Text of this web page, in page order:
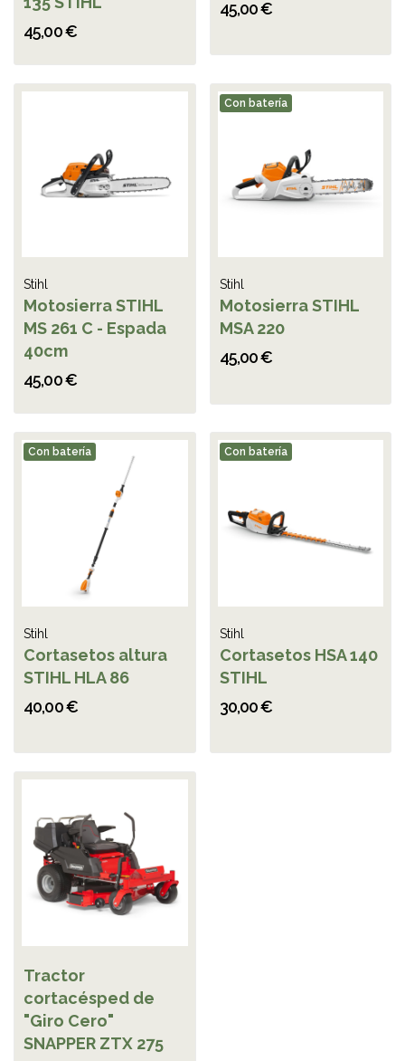
45,00 €
45,00 €
Stihl
Motosierra STIHL
MS 261 C - Espada
40cm
45,00 €
Con batería
Stihl
Motosierra STIHL
MSA 220
45,00 €
Con batería
Stihl
Cortasetos altura
STIHL HLA 86
40,00 €
Con batería
Stihl
Cortasetos HSA 140
STIHL
30,00 €
Tractor
cortacésped de
"Giro Cero"
SNAPPER ZTX 275